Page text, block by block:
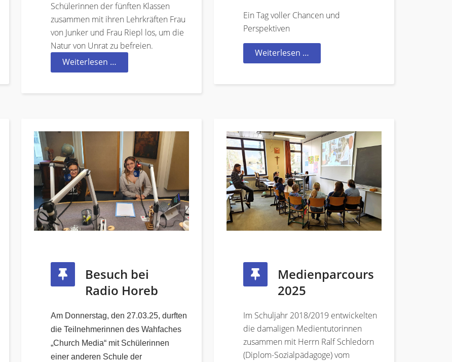
Schülerinnen der fünften Klassen
zusammen mit ihren Lehrkräften Frau
von Junker und Frau Riepl los, um die
Natur von Unrat zu befreien.
Weiterlesen …
Ein Tag voller Chancen und
Perspektiven
Weiterlesen …
Besuch bei
Radio Horeb
Am Donnerstag, den 27.03.25, durften
die Teilnehmerinnen des Wahfaches
„Church Media“ mit Schülerinnen
einer anderen Schule der
Medienparcours
2025
Im Schuljahr 2018/2019 entwickelten
die damaligen Medientutorinnen
zusammen mit Herrn Ralf Schledorn
(Diplom-Sozialpädagoge) vom